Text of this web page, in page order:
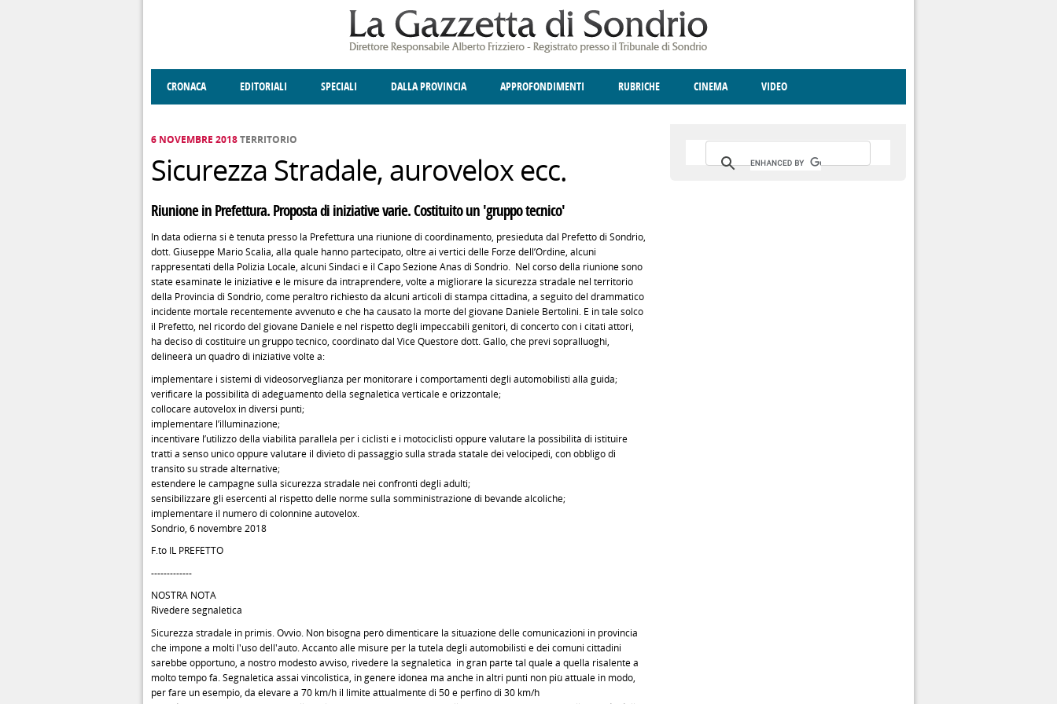
CRONACA EDITORIALI SPECIALI DALLA PROVINCIA APPROFONDIMENTI RUBRICHE CINEMA VIDEO
6 NOVEMBRE 2018TERRITORIO
Sicurezza Stradale, aurovelox ecc.
Riunione in Prefettura. Proposta di iniziative varie. Costituito un 'gruppo tecnico'
In data odierna si è tenuta presso la Prefettura una riunione di coordinamento, presieduta dal Prefetto di Sondrio,
dott. Giuseppe Mario Scalia, alla quale hanno partecipato, oltre ai vertici delle Forze dell’Ordine, alcuni
rappresentati della Polizia Locale, alcuni Sindaci e il Capo Sezione Anas di Sondrio. Nel corso della riunione sono
state esaminate le iniziative e le misure da intraprendere, volte a migliorare la sicurezza stradale nel territorio
della Provincia di Sondrio, come peraltro richiesto da alcuni articoli di stampa cittadina, a seguito del drammatico
incidente mortale recentemente avvenuto e che ha causato la morte del giovane Daniele Bertolini. E in tale solco
il Prefetto, nel ricordo del giovane Daniele e nel rispetto degli impeccabili genitori, di concerto con i citati attori,
ha deciso di costituire un gruppo tecnico, coordinato dal Vice Questore dott. Gallo, che previ sopralluoghi,
delineerà un quadro di iniziative volte a:
implementare i sistemi di videosorveglianza per monitorare i comportamenti degli automobilisti alla guida;
verificare la possibilità di adeguamento della segnaletica verticale e orizzontale;
collocare autovelox in diversi punti;
implementare l’illuminazione;
incentivare l’utilizzo della viabilità parallela per i ciclisti e i motociclisti oppure valutare la possibilità di istituire
tratti a senso unico oppure valutare il divieto di passaggio sulla strada statale dei velocipedi, con obbligo di
transito su strade alternative;
estendere le campagne sulla sicurezza stradale nei confronti degli adulti;
sensibilizzare gli esercenti al rispetto delle norme sulla somministrazione di bevande alcoliche;
implementare il numero di colonnine autovelox.
Sondrio, 6 novembre 2018
F.to IL PREFETTO
-------------
NOSTRA NOTA
Rivedere segnaletica
Sicurezza stradale in primis. Ovvio. Non bisogna però dimenticare la situazione delle comunicazioni in provincia
che impone a molti l'uso dell'auto. Accanto alle misure per la tutela degli automobilisti e dei comuni cittadini
sarebbe opportuno, a nostro modesto avviso, rivedere la segnaletica in gran parte tal quale a quella risalente a
molto tempo fa. Segnaletica assai vincolistica, in genere idonea ma anche in altri punti non più attuale in modo,
per fare un esempio, da elevare a 70 km/h il limite attualmente di 50 e perfino di 30 km/h